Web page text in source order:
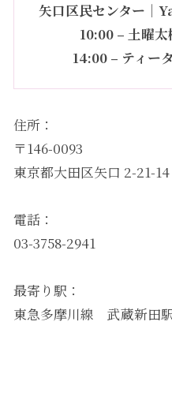
矢口区民センター
10:00 – 土曜
14:00 – ティー
住所：
〒146-0093
東京都大田区矢口 2-21-14
電話：
03-3758-2941
最寄り駅：
東急多摩川線 武蔵新田駅